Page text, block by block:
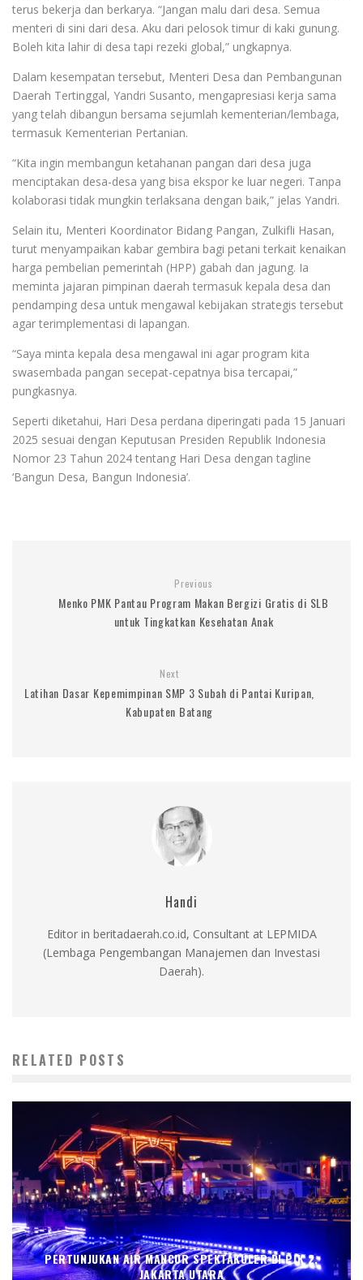
terus bekerja dan berkarya. “Jangan malu dari desa. Semua
menteri di sini dari desa. Aku dari pelosok timur di kaki gunung.
Boleh kita lahir di desa tapi rezeki global,” ungkapnya.
Dalam kesempatan tersebut, Menteri Desa dan Pembangunan
Daerah Tertinggal, Yandri Susanto, mengapresiasi kerja sama
yang telah dibangun bersama sejumlah kementerian/lembaga,
termasuk Kementerian Pertanian.
“Kita ingin membangun ketahanan pangan dari desa juga
menciptakan desa-desa yang bisa ekspor ke luar negeri. Tanpa
kolaborasi tidak mungkin terlaksana dengan baik,” jelas Yandri.
Selain itu, Menteri Koordinator Bidang Pangan, Zulkifli Hasan,
turut menyampaikan kabar gembira bagi petani terkait kenaikan
harga pembelian pemerintah (HPP) gabah dan jagung. Ia
meminta jajaran pimpinan daerah termasuk kepala desa dan
pendamping desa untuk mengawal kebijakan strategis tersebut
agar terimplementasi di lapangan.
“Saya minta kepala desa mengawal ini agar program kita
swasembada pangan secepat-cepatnya bisa tercapai,”
pungkasnya.
Seperti diketahui, Hari Desa perdana diperingati pada 15 Januari
2025 sesuai dengan Keputusan Presiden Republik Indonesia
Nomor 23 Tahun 2024 tentang Hari Desa dengan tagline
‘Bangun Desa, Bangun Indonesia’.
Previous
Menko PMK Pantau Program Makan Bergizi Gratis di SLB
untuk Tingkatkan Kesehatan Anak
Next
Latihan Dasar Kepemimpinan SMP 3 Subah di Pantai Kuripan,
Kabupaten Batang
Handi
Editor in beritadaerah.co.id, Consultant at LEPMIDA
(Lembaga Pengembangan Manajemen dan Investasi
Daerah).
RELATED POSTS
PERTUNJUKAN AIR MANCUR SPEKTAKULER DI PIK 2,
JAKARTA UTARA